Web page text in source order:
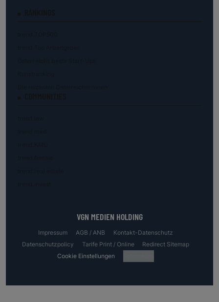
VGN MEDIEN HOLDING
Impressum AGB / ANB
Kontakt-Datenschutz
Datenschutzpolicy
Tarife Print / Online
Redirect Sitemap
Cookie Einstellungen